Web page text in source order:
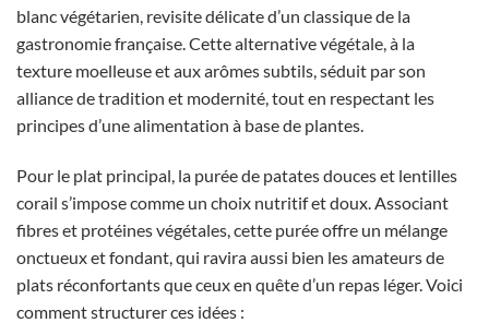
blanc végétarien, revisite délicate d’un classique de la
gastronomie française. Cette alternative végétale, à la
texture moelleuse et aux arômes subtils, séduit par son
alliance de tradition et modernité, tout en respectant les
principes d’une alimentation à base de plantes.
Pour le plat principal, la purée de patates douces et lentilles
corail s’impose comme un choix nutritif et doux. Associant
fibres et protéines végétales, cette purée offre un mélange
onctueux et fondant, qui ravira aussi bien les amateurs de
plats réconfortants que ceux en quête d’un repas léger. Voici
comment structurer ces idées :